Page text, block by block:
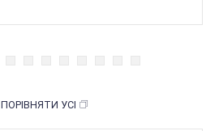
ПОРІВНЯТИ УСІ